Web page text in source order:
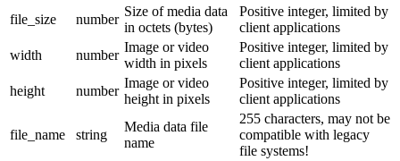
file_size
number
Size of media data
in octets (bytes)
Positive integer, limited by
client applications
width
number
Image or video
width in pixels
Positive integer, limited by
client applications
height
number
Image or video
height in pixels
Positive integer, limited by
client applications
file_name string
Media data file
name
255 characters, may not be
compatible with legacy
file systems!